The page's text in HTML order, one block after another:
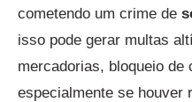
cometendo um crime de
isso pode gerar multas
mercadorias, bloqueio de
especialmente se houver